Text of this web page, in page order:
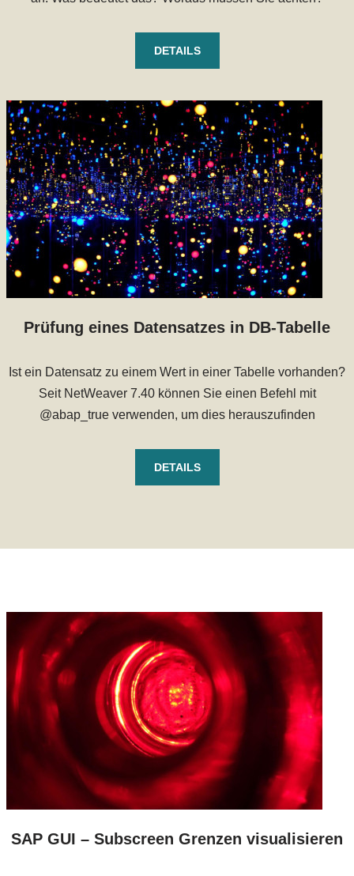
DETAILS
Prüfung eines Datensatzes in DB-Tabelle
Ist ein Datensatz zu einem Wert in einer Tabelle vorhanden?
Seit NetWeaver 7.40 können Sie einen Befehl mit
@abap_true verwenden, um dies herauszufinden
DETAILS
SAP GUI – Subscreen Grenzen visualisieren